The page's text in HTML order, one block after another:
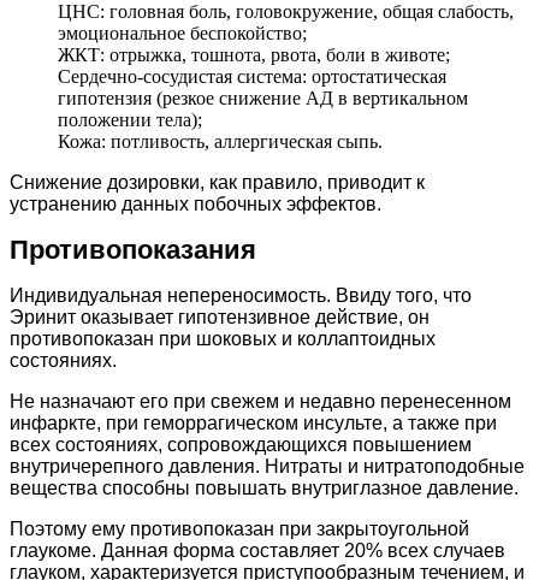
ЦНС: головная боль, головокружение, общая слабость,
эмоциональное беспокойство;
ЖКТ: отрыжка, тошнота, рвота, боли в животе;
Сердечно-сосудистая система: ортостатическая
гипотензия (резкое снижение АД в вертикальном
положении тела);
Кожа: потливость, аллергическая сыпь.
Снижение дозировки, как правило, приводит к
устранению данных побочных эффектов.
Противопоказания
Индивидуальная непереносимость. Ввиду того, что
Эринит оказывает гипотензивное действие, он
противопоказан при шоковых и коллаптоидных
состояниях.
Не назначают его при свежем и недавно перенесенном
инфаркте, при геморрагическом инсульте, а также при
всех состояниях, сопровождающихся повышением
внутричерепного давления. Нитраты и нитратоподобные
вещества способны повышать внутриглазное давление.
Поэтому ему противопоказан при закрытоугольной
глаукоме. Данная форма составляет 20% всех случаев
глауком, характеризуется приступообразным течением, и